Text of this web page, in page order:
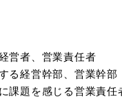
営者、営業責任者
る経営幹部、営業幹部
課題を感じる営業責任